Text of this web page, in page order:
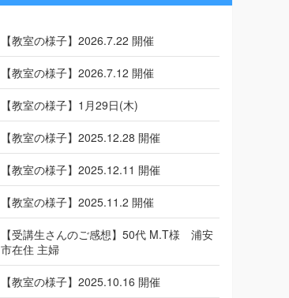
【教室の様子】2026.7.22 開催
【教室の様子】2026.7.12 開催
【教室の様子】1月29日(木)
【教室の様子】2025.12.28 開催
【教室の様子】2025.12.11 開催
【教室の様子】2025.11.2 開催
【受講生さんのご感想】50代 M.T様 浦安
市在住 主婦
【教室の様子】2025.10.16 開催